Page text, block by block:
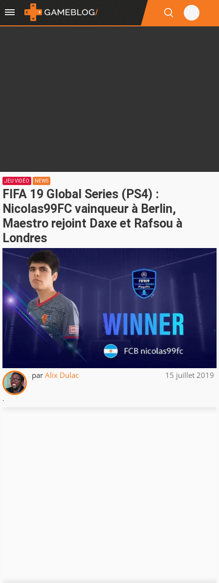
JEU VIDÉO NEWS
FIFA 19 Global Series (PS4) :
Nicolas99FC vainqueur à Berlin,
Maestro rejoint Daxe et Rafsou à
Londres
par Alix Dulac 15 juillet 2019
.